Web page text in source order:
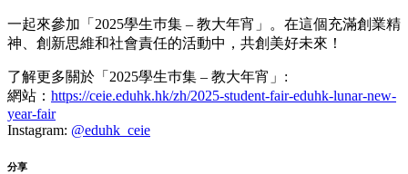
一起來參加「2025學生巿集 – 教大年宵」。在這個充滿創業精
神、創新思維和社會責任的活動中，共創美好未來！
了解更多關於「2025學生巿集 – 教大年宵」:
網站： https://ceie.eduhk.hk/zh/2025-student-fair-eduhk-lunar-new-
year-fair
Instagram: @eduhk_ceie
分享